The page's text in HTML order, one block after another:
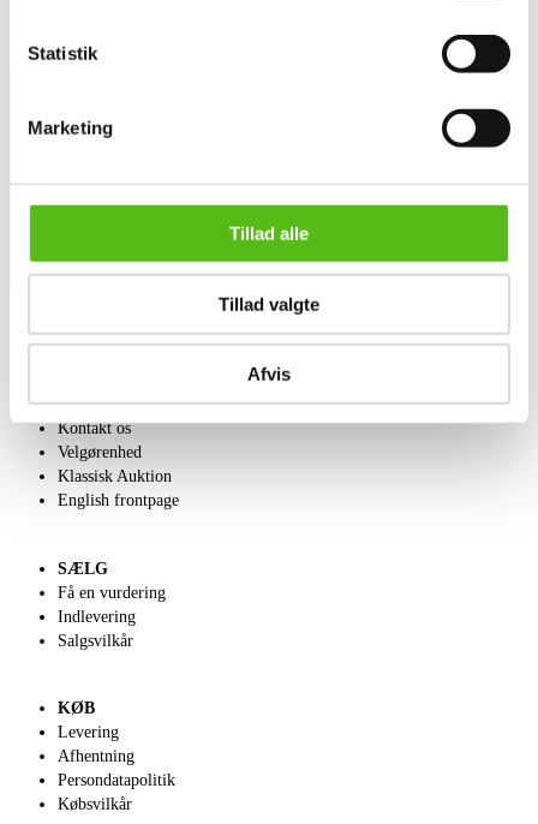
Statistik
Marketing
Tillad alle
Tillad valgte
Afvis
Halskæde med 231 brillantslebne diamanter, i alt ca. 3.06 ct...
Tilmeld dig vores nyhedsbrev og modtag nyheder samt
Om Lauritz.com
Kontakt os
Velgørenhed
Klassisk Auktion
English frontpage
SÆLG
Få en vurdering
Indlevering
Salgsvilkår
KØB
Levering
Afhentning
Persondatapolitik
Købsvilkår